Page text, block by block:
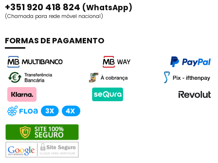
+351 920 418 824 (WhatsApp)
(Chamada para rede móvel nacional)
FORMAS DE PAGAMENTO